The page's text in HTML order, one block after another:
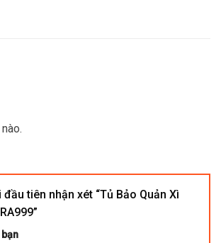
tiên nhận xét “Tủ Bảo Quản Xì